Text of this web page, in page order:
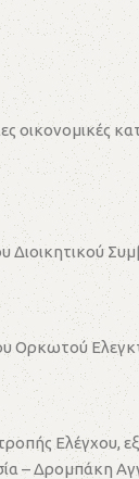
Διοικητικού
Ορκωτού
Ελέγχου,
– Δρομπάκη